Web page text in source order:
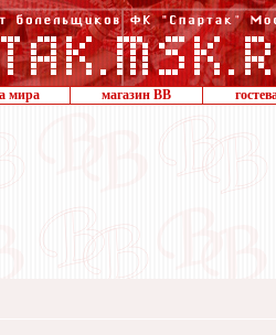
мира магазин ВВ